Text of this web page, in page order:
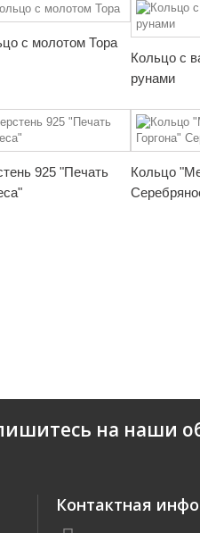
с молотом Тора
Кольцо с
рунами
925 "Печать
Кольцо
на наши
Контактная